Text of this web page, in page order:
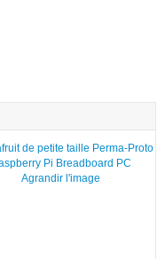
Agrandir l'image